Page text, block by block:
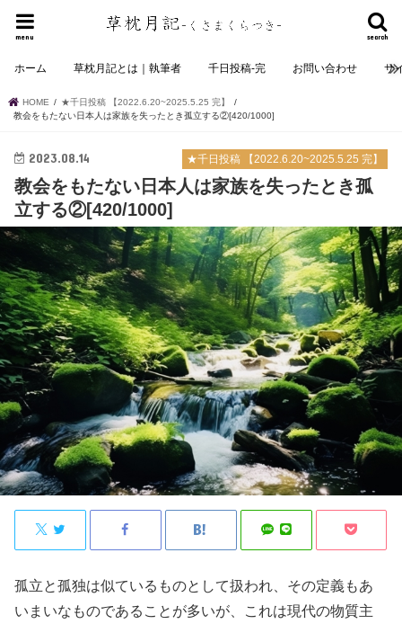
search
menu
ホーム 草枕月記とは｜執筆者 千日投稿-完 お問い合わせ サ
HOME
★千日投稿 【2022.6.20~2025.5.25 完】
教会をもたない日本人は家族を失ったとき孤立する②[420/1000]
★千日投稿 【2022.6.20~2025.5.25 完】
2023.08.14
教会をもたない日本人は家族を失ったとき孤
立する②[420/1000]
孤立と孤独は似ているものとして扱われ、その定義もあ
いまいなものであることが多いが、これは現代の物質主